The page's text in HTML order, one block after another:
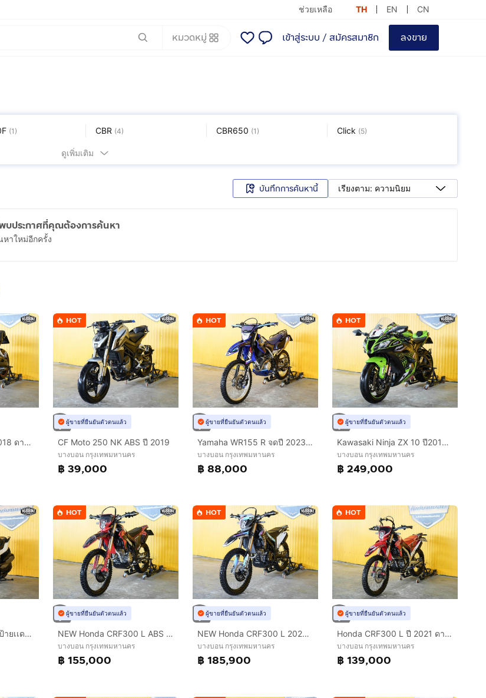
ช่วยเหลือ TH EN CN
หมวดหมู่ เข้าสู่ระบบ / สมัครสมาชิก ลงขาย
(1 ) CBR (4) CBR650 (1 ) Click (5)
ดูเพิ่มเติม
บันทึกการค้นหานี้ เรียงตาม: ความนิยม
บประกาศที่คุณต้องการค้นหา
าใหม่อีกครั้ง
HONDA CB650F ปี 2018 ดาวห์เริ่มต้นที่ 9,000 บ.
HOT
ผู้ขายที่ยืนยันตัวตนแล้ว
CF Moto 250 NK ABS ปี 2019
บางบอน กรุงเทพมหานคร
฿ 39,000
HOT
ผู้ขายที่ยืนยันตัวตนแล้ว
Yamaha WR155 R จดปี 2023 เเต่งพร้อมซิ่ง
บางบอน กรุงเทพมหานคร
฿ 88,000
HOT
ผู้ขายที่ยืนยันตัวตนแล้ว
Kawasaki Ninja ZX 10 ปี2016 ฟรีดาวน์ ออกรถใช้เงิน 0 บาท
บางบอน กรุงเทพมหานคร
฿ 249,000
BMW C400 GT สภาพป้ายเเดง จดปี 2021 ฟรีดาวน์ออกรถใช้เงิน 0 บาท
HOT
ผู้ขายที่ยืนยันตัวตนแล้ว
NEW Honda CRF300 L ABS ปี 2025 ดาวห์เริ่มต้นที่ 15,000 บ.
บางบอน กรุงเทพมหานคร
฿ 155,000
HOT
ผู้ขายที่ยืนยันตัวตนแล้ว
NEW Honda CRF300 L 2026 (รถป้ายเเดงเเต่งให้ครบ สด-ผ่อน )
บางบอน กรุงเทพมหานคร
฿ 185,900
HOT
ผู้ขายที่ยืนยันตัวตนแล้ว
Honda CRF300 L ปี 2021 ดาวห์เริ่มต้นที่ 19,000 บ.
บางบอน กรุงเทพมหานคร
฿ 139,000